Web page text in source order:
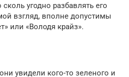
угодно разбавлять его
взгляд, вполне допустимы
или «Володя крайз».
увидели кого-то зеленого и